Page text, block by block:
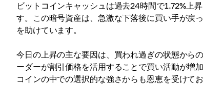
ビットコインキャッシュは過去24時間で1.72%上
す。この暗号資産は、急激な下落後に買い手が戻
を助けています。
今日の上昇の主な要因は、買われ過ぎの状態から
ーダーが割引価格を活用することで買い活動が増
コインの中での選択的な強さからも恩恵を受けて